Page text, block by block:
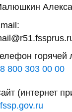
горячей
8 800 303 00 00
(интернет
fssp.gov.ru